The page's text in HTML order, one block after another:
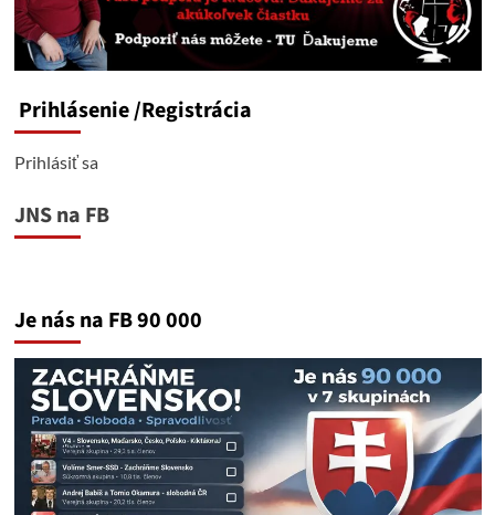
Prihlásenie/Registrácia
Prihlásiť sa
JNS na FB
Je nás na FB 90 000